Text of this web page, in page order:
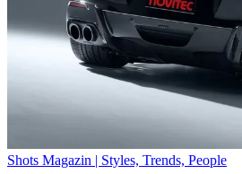
Shots Magazin | Styles, Trends, People